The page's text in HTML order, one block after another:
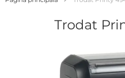
Trodat